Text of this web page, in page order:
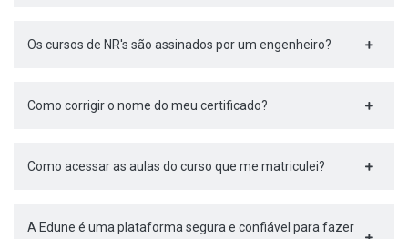
Os cursos de NR's são assinados por um engenheiro?
Como corrigir o nome do meu certificado?
Como acessar as aulas do curso que me matriculei?
A Edune é uma plataforma segura e confiável para fazer